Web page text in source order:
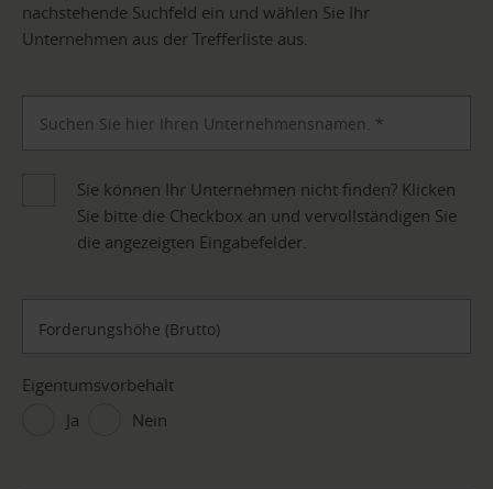
nachstehende Suchfeld ein und wählen Sie Ihr
Unternehmen aus der Trefferliste aus.
Sie können Ihr Unternehmen nicht finden? Klicken
Sie bitte die Checkbox an und vervollständigen Sie
die angezeigten Eingabefelder.
Forderungshöhe (Brutto)
Eigentumsvorbehalt
Ja
Nein